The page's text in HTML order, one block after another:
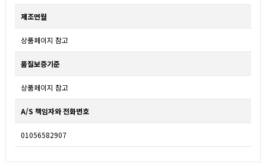
제조연월
상품페이지 참고
품질보증기준
상품페이지 참고
A/S 책임자와 전화번호
01056582907